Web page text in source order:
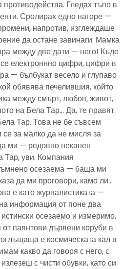
Гледах тъпо в
Сролирах едно нагоре —
напротив, изглеждаше
да остане завинаги. Мамка
между две дати — него! Къде
електроннно цифри, цифри в
— бълбукат весело и глупаво
обявява печелившия, който
между смърт, любов, живот,
на Бела Тар… Да, те правят.
Тар. Това не бе съвсем
се за малко да не мисля за
ми — редовно неканен
Тар, уви. Компания
осезаема — баща ми
да ми проговори, камо ли…
е като журналистиката —
информация от поне два
осезаемо и измеримо,
паянтови дървени коруби в
е космическата кал в
какво да говоря с него, с
с чисти обувки, като си